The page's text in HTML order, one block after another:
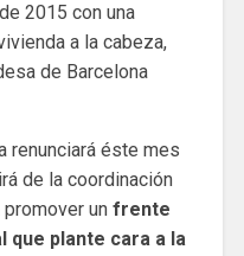
2015 con una
a la cabeza,
de Barcelona
renunciará éste mes
de la coordinación
un frente
que plante cara a la